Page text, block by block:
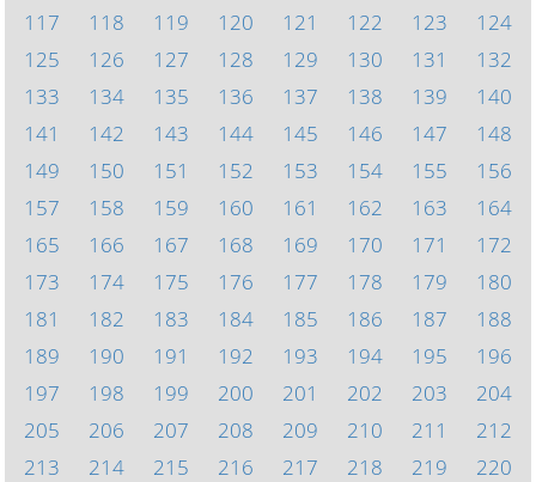
117
118 119 120 121 122 123
124
125
126 127 128 129 130 131
132
133
134 135 136 137 138 139
140
141
142 143 144 145 146 147
148
149
150 151 152 153 154 155
156
157
158 159 160 161 162 163
164
165
166 167 168 169 170 171
172
173
174 175 176 177 178 179
180
181
182 183 184 185 186 187
188
189
190 191 192 193 194 195
196
197
198 199 200 201 202 203
204
205
206 207 208 209 210 211
212
213
214 215 216 217 218 219
220